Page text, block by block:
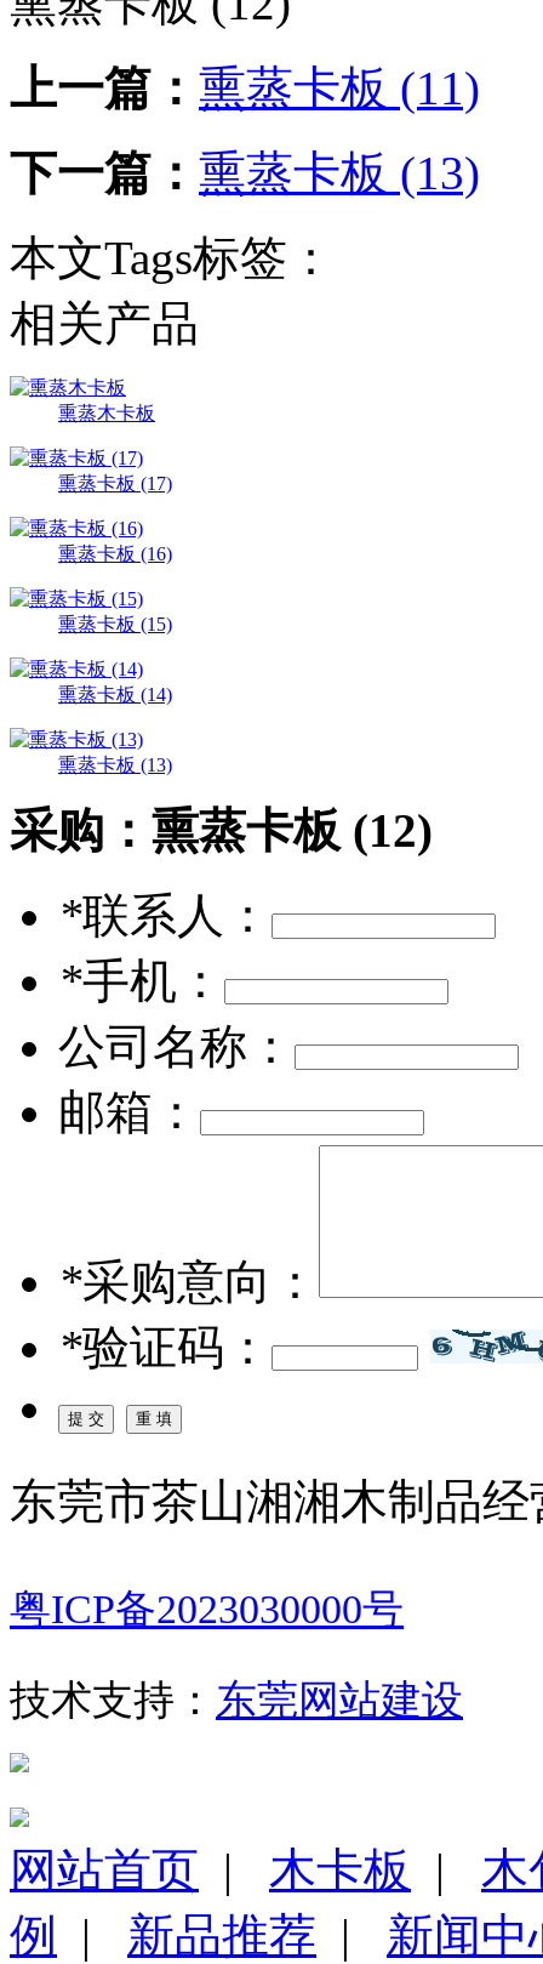
上一篇： 熏蒸卡板 (11)
下一篇： 熏蒸卡板 (13)
本文Tags标签：
相关产品
熏蒸木卡板
熏蒸卡板 (17)
熏蒸卡板 (16)
熏蒸卡板 (15)
熏蒸卡板 (14)
熏蒸卡板 (13)
采购： 熏蒸卡板 (12)
*联系人：
*手机：
公司名称：
邮箱：
*采购意向：
*验证码：
东莞市茶山湘湘木制品经
粤ICP备2023030000号
技术支持： 东莞网站建设
网站首页 | 木卡板 | 木
例
| 新品推荐 | 新闻中